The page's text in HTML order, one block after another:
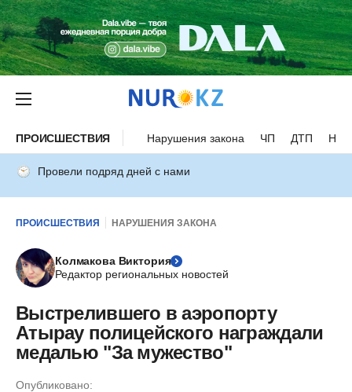
ПРОИСШЕСТВИЯ Нарушения закона ЧП ДТП
Провели подряд дней с нами
ПРОИСШЕСТВИЯ НАРУШЕНИЯ ЗАКОНА
Колмакова Виктория
Редактор региональных новостей
Выстрелившего в аэропорту
Атырау полицейского награждали
медалью "За мужество"
Опубликовано: